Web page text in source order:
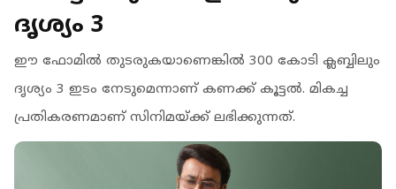
ദൃശ്യം 3
ഈ ഫോമിൽ തുടരുകയാണെങ്കിൽ 300 കോടി ക്ലബ്ബിലും
ദൃശ്യം 3 ഇടം നേടുമെന്നാണ് കണക്ക് കൂട്ടൽ. മികച്ച
പ്രതികരണമാണ് സിനിമയ്ക്ക് ലഭിക്കുന്നത്.